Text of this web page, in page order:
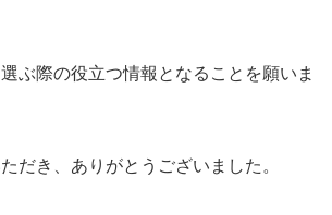
ぶ際の役立つ情報となることを願いま
だき、ありがとうございました。